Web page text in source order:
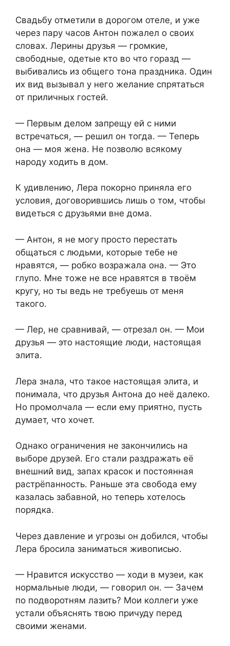
Свадьбу отметили в дорогом отеле, и уже
через пару часов Антон пожалел о своих
словах. Лерины друзья — громкие,
свободные, одетые кто во что горазд —
выбивались из общего тона праздника. Один
их вид вызывал у него желание спрятаться
от приличных гостей.
— Первым делом запрещу ей с ними
встречаться, — решил он тогда. — Теперь
она — моя жена. Не позволю всякому
народу ходить в дом.
К удивлению, Лера покорно приняла его
условия, договорившись лишь о том, чтобы
видеться с друзьями вне дома.
— Антон, я не могу просто перестать
общаться с людьми, которые тебе не
нравятся, — робко возражала она. — Это
глупо. Мне тоже не все нравятся в твоём
кругу, но ты ведь не требуешь от меня
такого.
— Лер, не сравнивай, — отрезал он. — Мои
друзья — это настоящие люди, настоящая
элита.
Лера знала, что такое настоящая элита, и
понимала, что друзья Антона до неё далеко.
Но промолчала — если ему приятно, пусть
думает, что хочет.
Однако ограничения не закончились на
выборе друзей. Его стали раздражать её
внешний вид, запах красок и постоянная
растрёпанность. Раньше эта свобода ему
казалась забавной, но теперь хотелось
порядка.
Через давление и угрозы он добился, чтобы
Лера бросила заниматься живописью.
— Нравится искусство — ходи в музеи, как
нормальные люди, — говорил он. — Зачем
по подворотням лазить? Мои коллеги уже
устали объяснять твою причуду перед
своими женами.